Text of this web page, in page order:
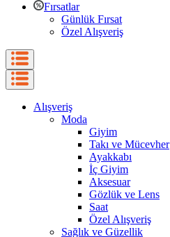
Fırsatlar
Günlük Fırsat
Özel Alışveriş
Alışveriş
Moda
Giyim
Takı ve Mücevher
Ayakkabı
İç Giyim
Aksesuar
Gözlük ve Lens
Saat
Özel Alışveriş
Sağlık ve Güzellik